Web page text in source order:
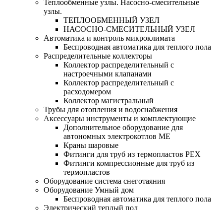
Теплообменные узлы. Насосно-смесительные
узлы.
ТЕПЛООБМЕННЫЙ УЗЕЛ
НАСОСНО-СМЕСИТЕЛЬНЫЙ УЗЕЛ
Автоматика и контроль микроклимата
Беспроводная автоматика для теплого пола
Распределительные коллекторы
Коллектор распределительный с
настроечными клапанами
Коллектор распределительный с
расходомером
Коллектор магистральный
Трубы для отопления и водоснабжения
Аксессуары инструменты и комплектующие
Дополнительное оборудование для
автономных электрокотлов МЕ
Краны шаровые
Фитинги для труб из термопластов PEX
Фитинги компрессионные для труб из
термопластов
Оборудование система снеготаяния
Оборудование Умный дом
Беспроводная автоматика для теплого пола
Электрический теплый пол